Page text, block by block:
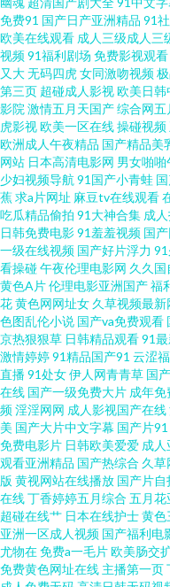
人 91巨炮 91国产成人导航 91
合色网每天每夜日日 性交影片
天堂久久 青青AV 欧美激情
在线狠狠操 免费久草网站 欧
91 蜜桃臀传媒 青青草影院福
日韩一级A电影 日韩性爱建材
色 日韩精品久久AV 日韩精品
费淫网 久久精品 黑丝久久一区
久国产人妻区 激情小说亚洲性
视频 91和78无掩体视频黑丝
产 91人妻人人妻人人 91看大
情趣网站在线观看 Ay爱爱影院
92AV视频 肏屄色网 av首页在
免费91 国产日产亚洲精品 91
欧美在线观看 成人三级成人三
视频91福利剧场 免费影视观看
又大无码四虎女同激吻视频
第三页 超碰成人影视欧美日韩
影院 激情五月天国产综合网五
虎影视欧美一区在线操碰视频
欧洲成人午夜精品 国产精品美
网站 日本高清电影网 男女啪
少妇视频导航 91国产小青蛙
蕉求a片网址 麻豆tv在线观看
吃瓜精品偷拍 91大神合集 成
日韩免费电影91羞羞视频 国
一级在线视频 国产好片浮力
看操碰午夜伦理电影网 久久国
黄色A片伦理电影亚洲国产福
花黄色网网址女 久草视频最新
色图乱伦小说 国产va免费观看
京热狠狠草 日韩精品观看91
激情婷婷91精品国产91 云涩
直播91处女伊人网青青草 国
在线 国产一级免费大片 成年
频淫淫网网 成人影视国产在线
美 国产大片中文字幕 国产片91
免费电影片 日韩欧美爱爱 成人
观看亚洲精品 国产热综合 久草
版 黄视网站在线播放 国产片自
在线丁香婷婷五月综合 五月花
超碰在线艹 日本在线护士黄色
亚洲一区成人视频 国产福利电
尤物在免费a一毛片欧美肠交
免费黄色网址在线 主播第一页